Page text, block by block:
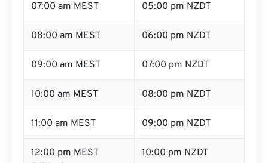
07:00 am MEST 05:00 pm NZDT
08:00 am MEST 06:00 pm NZDT
09:00 am MEST 07:00 pm NZDT
10:00 am MEST 08:00 pm NZDT
11:00 am MEST 09:00 pm NZDT
12:00 pm MEST
10:00 pm NZDT